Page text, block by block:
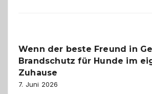
und
herzlich
Wenn der beste Freund in
Brandschutz für Hunde im
Zuhause
7. Juni 2026